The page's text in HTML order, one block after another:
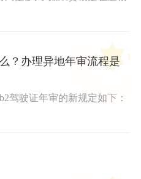
？办理异地年审流程是
驾驶证年审的新规定如下：